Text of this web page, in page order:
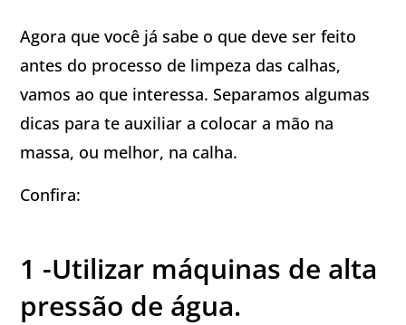
Agora que você já sabe o que deve ser feito
antes do processo de limpeza das calhas,
vamos ao que interessa. Separamos algumas
dicas para te auxiliar a colocar a mão na
massa, ou melhor, na calha.
Confira:
1 -Utilizar máquinas de alta
pressão de água.